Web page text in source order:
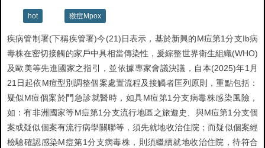
hot 猴痘Mpox
疾病管制署(下稱疾管署)今(21)日表示，基於新興的M痘第1分支Ib病
毒株在密切接觸的家戶中具相當傳染性，爰綜整世界衛生組織(WHO)
及歐美等先進國家之指引，並依據專家會議決議，自本(2025)年1月
21日起依M痘型別調整個案處置流程及接觸者匡列原則，重點包括：
疑似M痘個案於門急診就醫時，如具M痘第1分支病毒株感染風險，
如：有非洲國家等M痘第1分支流行地區之旅遊史、與M痘第1分支個
案或疑似個案有流行病學關聯等，須先就地收治住院；而疑似個案經
檢驗確認感染M痘第1分支病毒株，則須繼續就地收治住院，待符合